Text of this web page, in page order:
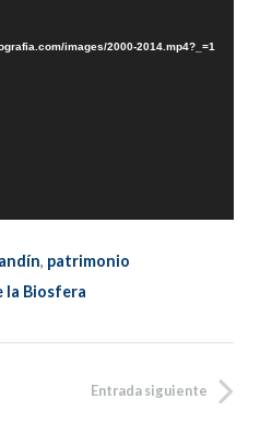
images/2000-2014.mp4?_=1
, patrimonio
la Biosfera
Entrada siguiente